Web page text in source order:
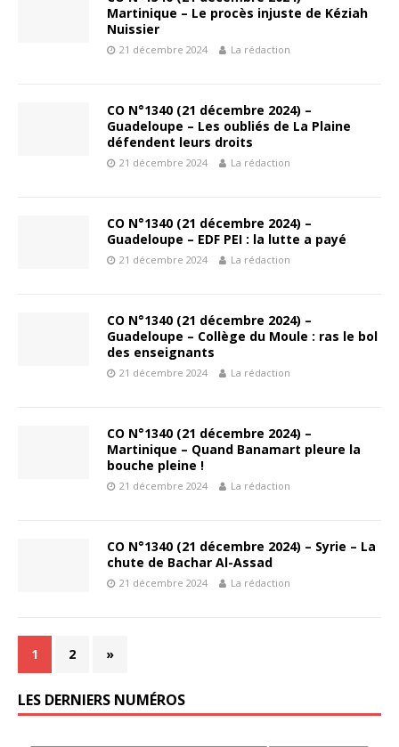
Martinique – Le procès injuste de Kéziah
Nuissier
21 décembre 2024 La rédaction
CO N°1340 (21 décembre 2024) –
Guadeloupe – Les oubliés de La Plaine
défendent leurs droits
21 décembre 2024 La rédaction
CO N°1340 (21 décembre 2024) –
Guadeloupe – EDF PEI : la lutte a payé
21 décembre 2024 La rédaction
CO N°1340 (21 décembre 2024) –
Guadeloupe – Collège du Moule : ras le bol
des enseignants
21 décembre 2024 La rédaction
CO N°1340 (21 décembre 2024) –
Martinique – Quand Banamart pleure la
bouche pleine !
21 décembre 2024 La rédaction
CO N°1340 (21 décembre 2024) – Syrie – La
chute de Bachar Al-Assad
21 décembre 2024 La rédaction
1 2 »
LES DERNIERS NUMÉROS